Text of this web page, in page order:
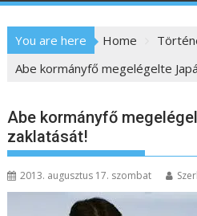
e
You are here Home
Abe kormányfő megelégelte
Abe kormányfő
zaklatását!
2013. augusztus 17. szombat